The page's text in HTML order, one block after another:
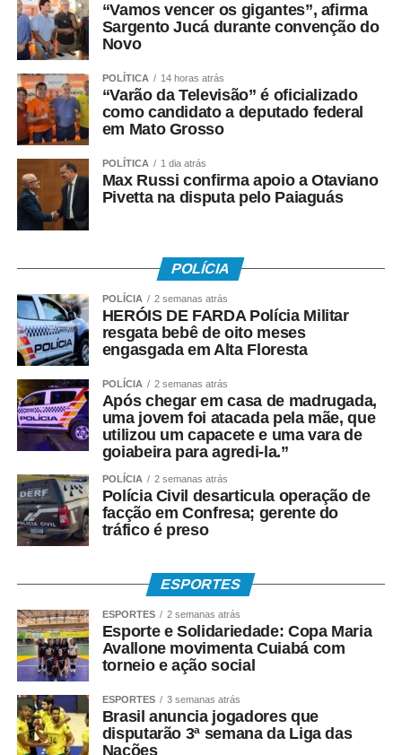
concentrada nas mãos de poucos. O grande desafio é
distribuir esse desenvolvimento e a Reforma Tributária
pode ser um importante instrumento para alcançar esse
objetivo.”
O presidente do Conselho Empresarial de Turismo e
Hospitalidade da Fecomércio-MT (Cetur), Jaime
Okamura, anfitrião do evento, destacou que as mudanças
exigirão maior integração entre os segmentos da cadeia
produtiva do turismo. “O turismo depende diretamente de
setores como transporte aéreo, hospedagem,
dessas atividades impactará diretamente o setor. Todos
os estados disputarão turistas, investimentos e eventos.
Por isso, precisamos nos preparar, desenvolver novos
produtos turísticos e fortalecer nossos destinos.”
Durante o painel, os consultores da Copsfid Coltri Junior
e Ilson Sanches abordaram o tema “Reforma Tributária:
impactos e desafios nos municípios com potencial
turístico do estado”.
Especialista em Direito Empresarial e Processual, Ilson
Sanches explicou que, por determinação do presidente
do TCE-MT, conselheiro Sérgio Ricardo, o Tribunal
ampliou sua atuação orientativa para apoiar o estado e os
“Na Comissão, desenvolvemos um trabalho de
orientação, oferecendo estudos, diagnósticos e subsídios
para o aperfeiçoamento das políticas públicas. Nosso
objetivo é ampliar o conhecimento sobre a Reforma
Tributária e mostrar as potencialidades dos municípios
para se adaptarem ao novo modelo, cuja transição
ocorrerá até 2033”, salientou.
“Vamos vencer os gigantes”, afirma
Sargento Jucá durante convenção do
Novo
POLÍTICA 14 horas atrás
“Varão da Televisão” é oficializado
como candidato a deputado federal
em Mato Grosso
POLÍTICA 1 dia atrás
Max Russi confirma apoio a Otaviano
Pivetta na disputa pelo Paiaguás
POLÍCIA
POLÍCIA 2 semanas atrás
HERÓIS DE FARDA Polícia Militar
resgata bebê de oito meses
engasgada em Alta Floresta
POLÍCIA 2 semanas atrás
Após chegar em casa de madrugada,
uma jovem foi atacada pela mãe, que
utilizou um capacete e uma vara de
goiabeira para agredi-la.”
POLÍCIA 2 semanas atrás
Polícia Civil desarticula operação de
facção em Confresa; gerente do
tráfico é preso
ESPORTES
ESPORTES 2 semanas atrás
Esporte e Solidariedade: Copa Maria
Avallone movimenta Cuiabá com
torneio e ação social
ESPORTES 3 semanas atrás
Brasil anuncia jogadores que
disputarão 3ª semana da Liga das
Nações